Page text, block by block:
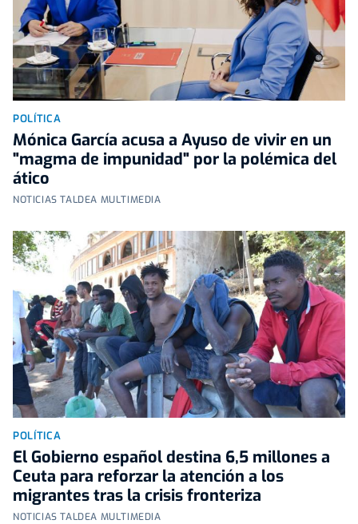
POLÍTICA
Mónica García acusa a Ayuso de vivir en un
"magma de impunidad" por la polémica del
ático
NOTICIAS TALDEA MULTIMEDIA
POLÍTICA
El Gobierno español destina 6,5 millones a
Ceuta para reforzar la atención a los
migrantes tras la crisis fronteriza
NOTICIAS TALDEA MULTIMEDIA